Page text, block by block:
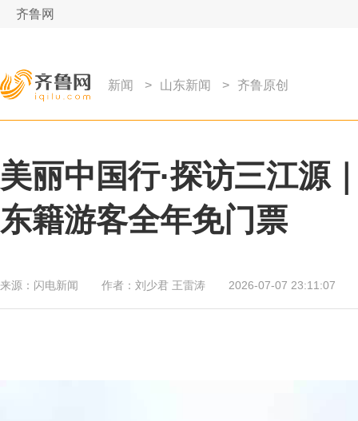
齐鲁网
新闻 > 山东新闻 > 齐鲁原创
美丽中国行·探访三江源
东籍游客全年免门票
来源： 闪电新闻 作者： 刘少君 王雷涛 2026-07-07 23:11:07